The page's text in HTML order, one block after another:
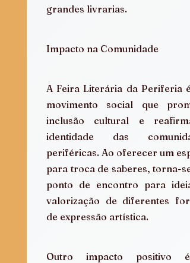
grandes livrarias.
Impacto na Comunidade
A Feira Literária da Periferia é
movimento social que
inclusão cultural e
identidade das
periféricas. Ao oferecer um
para troca de saberes, torna-se
ponto de encontro para
valorização de diferentes
de expressão artística.
Outro impacto positivo